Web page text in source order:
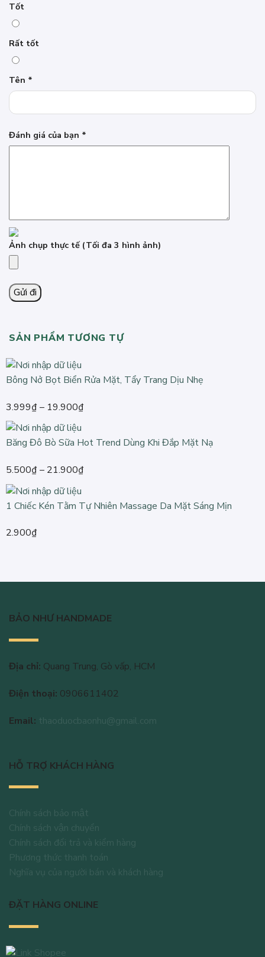
Tốt
Rất tốt
Tên *
Đánh giá của bạn *
Ảnh chụp thực tế (Tối đa 3 hình ảnh)
SẢN PHẨM TƯƠNG TỰ
Bông Nở Bọt Biển Rửa Mặt, Tẩy Trang Dịu Nhẹ
3.999₫– 19.900₫Khoảng
từ
đến
Băng Đô Bò Sữa Hot Trend Dùng Khi Đắp Mặt Nạ
5.500₫– 21.900₫Khoảng
5.500₫
1 Chiếc Kén Tằm Tự Nhiên Massage Da Mặt Sáng Mịn
2.900₫
BẢO NHƯ HANDMADE
Địa chỉ: Quang Trung, Gò vấp, HCM
Điện thoại: 0906611402
Email: thaoduocbaonhu@gmail.com
HỖ TRỢ KHÁCH HÀNG
Chính sách bảo mật
Chính sách vận chuyển
Chính sách đổi trả và kiểm hàng
Phương thức thanh toán
Nghĩa vụ của người bán và khách hàng
ĐẶT HÀNG ONLINE